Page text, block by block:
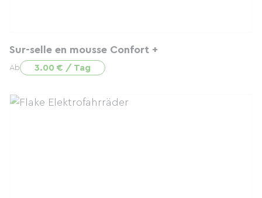
Sur-selle en mousse Confort +
Ab 3.00 € / Tag